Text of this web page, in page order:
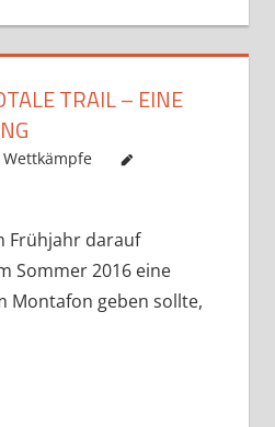
TRAIL – EINE
Markus
Wettkämpfe
Frühjahr darauf
Sommer 2016 eine
Montafon geben sollte,